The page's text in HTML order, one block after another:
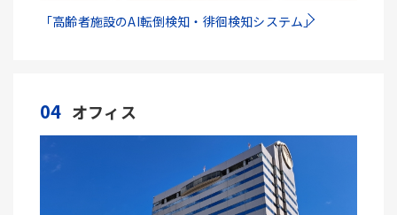
「高齢者施設のAI転倒検知・徘徊検知システム」
04 オフィス